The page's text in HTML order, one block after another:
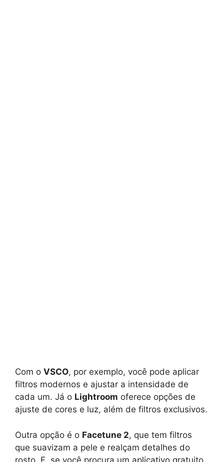
Com o VSCO, por exemplo, você pode aplicar
filtros modernos e ajustar a intensidade de
cada um. Já o Lightroom oferece opções de
ajuste de cores e luz, além de filtros exclusivos.
Outra opção é o Facetune 2, que tem filtros
que suavizam a pele e realçam detalhes do
rosto. E, se você procura um aplicativo gratuito,